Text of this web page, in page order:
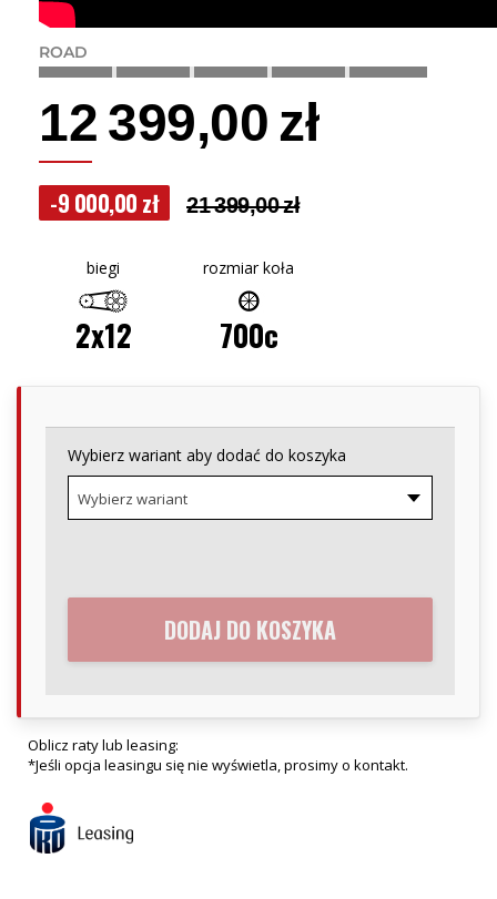
ROAD
12 399,00 zł
-9 000,00 zł 21 399,00 zł
biegi
2x12
rozmiar koła
700c
Wybierz wariant aby dodać do koszyka
Wybierz wariant
DODAJ DO KOSZYKA
Oblicz raty lub leasing:
*Jeśli opcja leasingu się nie wyświetla, prosimy o kontakt.